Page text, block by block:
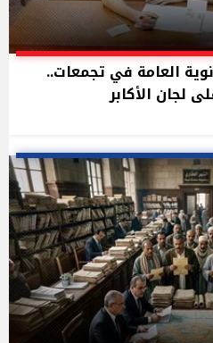
العامة في تجمعات..
لجان الأكابر